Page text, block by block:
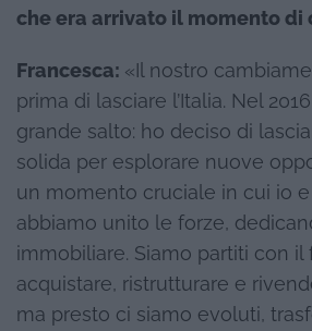
che era arrivato il momento di
Francesca: «Il nostro
prima di lasciare l’Italia. Nel
grande salto: ho deciso di
solida per esplorare nuove
un momento cruciale in cui io
abbiamo unito le forze,
immobiliare. Siamo partiti con il
acquistare, ristrutturare e
ma presto ci siamo evoluti,